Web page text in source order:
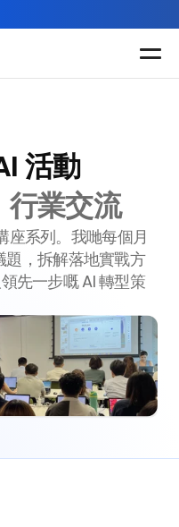
活動
行業交流
座系列。我哋每個月
題，拆解落地實戰方
先一步嘅 AI 轉型策
所有課程
多種專項技能提
升課程
助你全面掌握AI
應用
程
課程